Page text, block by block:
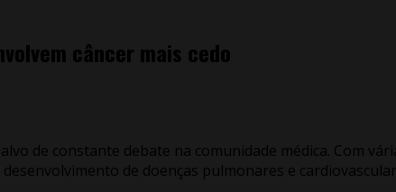
câncer mais cedo
de constante debate na comunidade médica. Com
de doenças pulmonares e